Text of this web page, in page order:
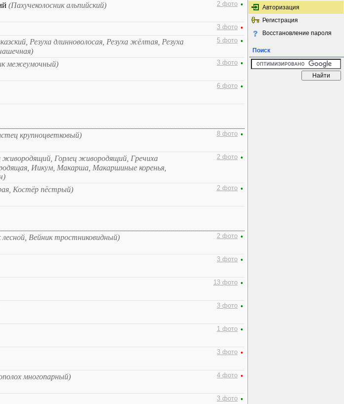
(Пахучеколосник альпийский) 2 фото •
3 фото •
Резуха длинноволосая, Резуха жёлтая, Резуха
5 фото •
межеумочный) 3 фото •
6 фото •
крупноцветковый) 8 фото •
живородящий, Горлец живородящий, Гречиха
Иикум, Макарша, Макаршиные коренья,
2 фото •
Костёр пёстрый) 2 фото •
лесной, Вейник тростниковидный) 2 фото •
3 фото •
13 фото •
3 фото •
1 фото •
3 фото •
многопарный) 4 фото •
3 фото •
Авторизация
Регистрация
Восстановление пароля
Поиск